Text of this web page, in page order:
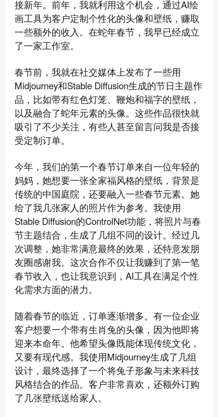
接新年。前年，我就利用这个机会，通过AI绘
画工具为客户定制个性化的头像和壁纸，赚取
一些额外的收入。在蛇年春节，我早已经成立
了一家工作室。
春节前，我就在社交媒体上发布了一些用
Midjourney和Stable Diffusion生成的节日主题作
品，比如带有红色灯笼、鞭炮和福字的壁纸，
以及融合了蛇年元素的头像。这些作品很快就
吸引了不少关注，有些人甚至留言问我是否接
受定制订单。
今年，我们的第一个春节订单来自一位年轻的
妈妈，她想要一张全家福风格的壁纸，背景是
传统的中国庭院，还要融入一些春节元素。她
给了我几张家人的照片作为参考。我使用
Stable Diffusion的ControlNet功能，将照片与春
节主题结合，生成了几组不同的设计。经过几
次调整，她非常满意最终的效果，还特意发朋
友圈感谢我。这次合作不仅让我赚到了第一笔
春节收入，也让我意识到，AI工具在满足个性
化需求方面的潜力。
随着春节的临近，订单逐渐增多。有一位企业
客户想要一个带有生肖兔的头像，因为他即将
迎来本命年。他希望头像既能体现传统文化，
又要有现代感。我使用Midjourney生成了几组
设计，最终选择了一个将兔子形象与未来科技
风格结合的作品。客户非常喜欢，还额外订购
了几张壁纸送给家人。